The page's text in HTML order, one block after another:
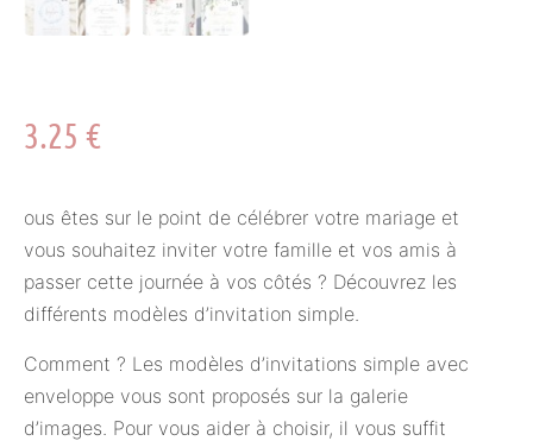
3.25 €
ous êtes sur le point de célébrer votre mariage et
vous souhaitez inviter votre famille et vos amis à
passer cette journée à vos côtés ? Découvrez les
différents modèles d’invitation simple.
Comment ? Les modèles d’invitations simple avec
enveloppe vous sont proposés sur la galerie
d’images. Pour vous aider à choisir, il vous suffit